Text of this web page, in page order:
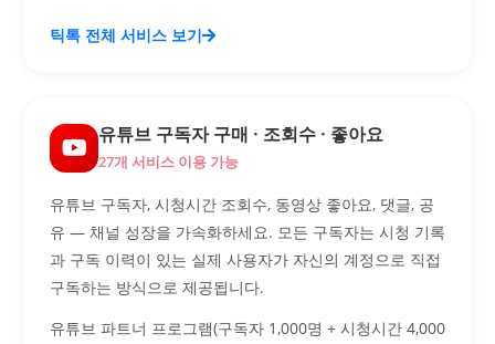
틱톡 전체 서비스 보기
유튜브 구독자 구매 · 조회수 · 좋아요
27개 서비스 이용 가능
유튜브 구독자, 시청시간 조회수, 동영상 좋아요, 댓글, 공
유 — 채널 성장을 가속화하세요. 모든 구독자는 시청 기록
과 구독 이력이 있는 실제 사용자가 자신의 계정으로 직접
구독하는 방식으로 제공됩니다.
유튜브 파트너 프로그램(구독자 1,000명 + 시청시간 4,000